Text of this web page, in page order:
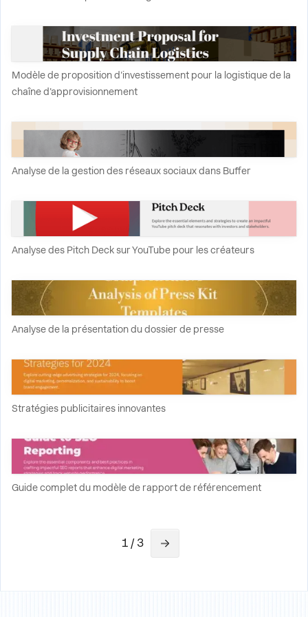
Modèle de proposition d'investissement pour la logistique de la
chaîne d'approvisionnement
Analyse de la gestion des réseaux sociaux dans Buffer
Analyse des Pitch Deck sur YouTube pour les créateurs
Analyse de la présentation du dossier de presse
Stratégies publicitaires innovantes
Guide complet du modèle de rapport de référencement
1 / 3